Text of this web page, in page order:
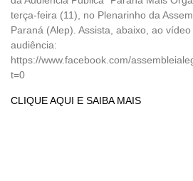
terça-feira (11), no Plenarinho da
Paraná (Alep). Assista, abaixo, ao
audiência:
https://www.facebook.com/
t=0
CLIQUE AQUI E SAIBA MAIS